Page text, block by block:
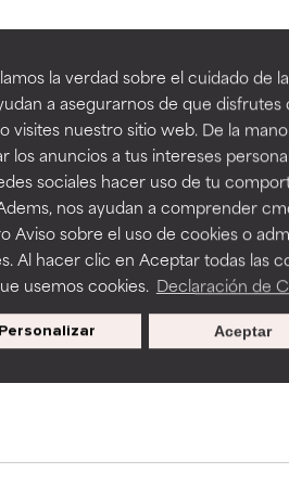
la verdad sobre el cuidado de
a asegurarnos de que
visites nuestro sitio web. De la
los anuncios a tus intereses
sociales hacer uso de tu
nos ayudan a comprender
Aviso sobre el uso de cookies o
Al hacer clic en Aceptar todas las
usemos cookies. Declaración de
Personalizar Aceptar
BACK TO
to assess ingredients in this
tan beneficiosos como los de la
la estabilidad o la absorción de
ciertas limitaciones en cuanto a su
básicos o que no cuentan con
algunos beneficios se
provocar efectos adversos como
tan beneficiosos como los de la
la estabilidad o la absorción de
ciertas limitaciones en cuanto a su
básicos o que no cuentan con
algunos beneficios se
provocar efectos adversos como
Promociones